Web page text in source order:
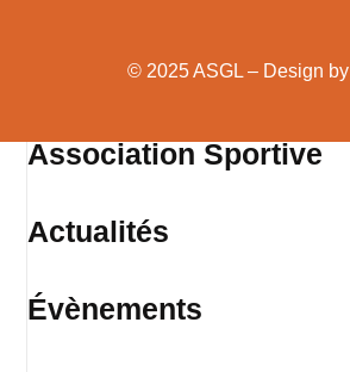
© 2025 ASGL – Design by
Association Sportive
Actualités
Évènements